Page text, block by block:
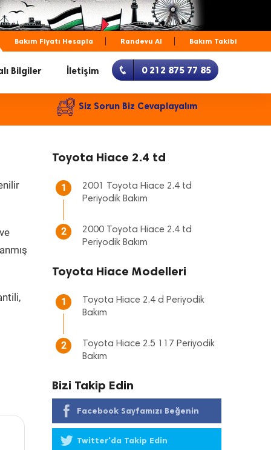
Bakım Fiyatı Hesapla Randevu Al Bakım Takibi
Bilgiler İletişim 0 212 875 77 85
Siz Sorun Biz Cevaplayalım
Toyota Hiace 2.4 td
1
2001 Toyota Hiace 2.4 td
Periyodik Bakım
2
2000 Toyota Hiace 2.4 td
Periyodik Bakım
Toyota Hiace Modelleri
1
Toyota Hiace 2.4 d Periyodik
Bakım
2
Toyota Hiace 2.5 117 Periyodik
Bakım
Bizi Takip Edin
Facebook Sayfamızı Beğenin
Twitter'da Takip Edin